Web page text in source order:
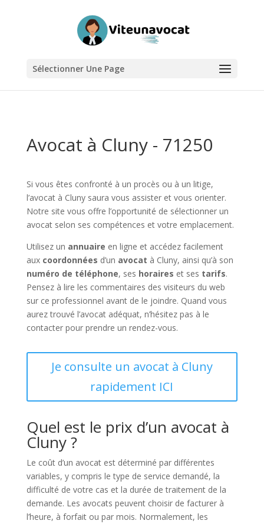
Sélectionner Une Page
Avocat à Cluny - 71250
Si vous êtes confronté à un procès ou à un litige,
l’avocat à Cluny saura vous assister et vous orienter.
Notre site vous offre l’opportunité de sélectionner un
avocat selon ses compétences et votre emplacement.
Utilisez un annuaire en ligne et accédez facilement
aux coordonnées d’un avocat à Cluny, ainsi qu’à son
numéro de téléphone, ses horaires et ses tarifs.
Pensez à lire les commentaires des visiteurs du web
sur ce professionnel avant de le joindre. Quand vous
aurez trouvé l’avocat adéquat, n’hésitez pas à le
contacter pour prendre un rendez-vous.
Je consulte un avocat à Cluny
rapidement ICI
Quel est le prix d’un avocat à
Cluny ?
Le coût d’un avocat est déterminé par différentes
variables, y compris le type de service demandé, la
difficulté de votre cas et la durée de traitement de la
demande. Les avocats peuvent choisir de facturer à
l’heure, à forfait ou par mois. Normalement, les